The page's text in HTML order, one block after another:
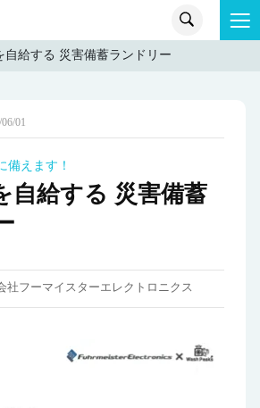
自給する 災害備蓄ランドリー
01
備えます！
自給する 災害備蓄
社フーマイスターエレクトロニクス